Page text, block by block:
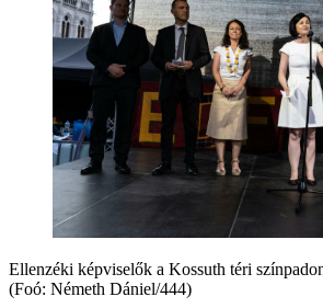
Ellenzéki képviselők a Kossuth téri
(Foó: Németh Dániel/444)